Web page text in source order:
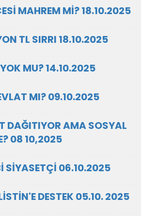
MAHREM Mİ? 18.10.2025
TL SIRRI 18.10.2025
MU? 14.10.2025
MI? 09.10.2025
DAĞITIYOR AMA SOSYAL
08 10,2025
SİYASETÇİ 06.10.2025
DESTEK 05.10. 2025